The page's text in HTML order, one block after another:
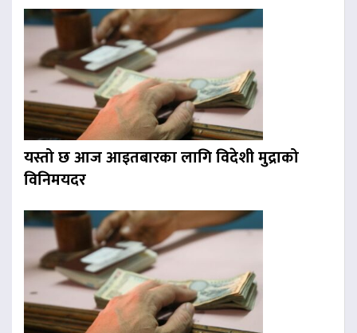
यस्तो छ आज आइतबारका लागि विदेशी मुद्राको
विनिमयदर